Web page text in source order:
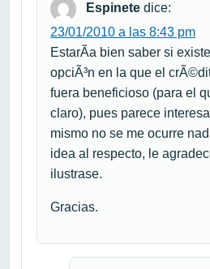
Espinete dice:
23/01/2010 a las 8:43 pm
EstarÃ­a bien saber si
opciÃ³n en la que el
fuera beneficioso (para el
claro), pues parece
mismo no se me ocurre
idea al respecto, le
ilustrase.
Gracias.